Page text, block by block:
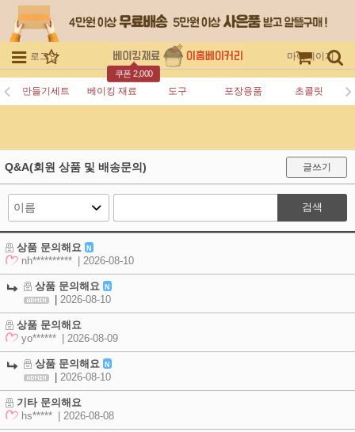
로그인 회원가입
쿠폰 2,000
주문조회 마이페이지
만들기세트 베이킹 재료 도구 포장용품 초콜릿
Q&A(회원 상품 및 배송문의) 글쓰기
검색
상품 문의해요 N
nh********** | 2026-08-10
상품 문의해요 N
2026-08-10
상품 문의해요
yo******
| 2026-08-09
상품 문의해요 N
2026-08-10
기타 문의해요
hs*****
| 2026-08-08